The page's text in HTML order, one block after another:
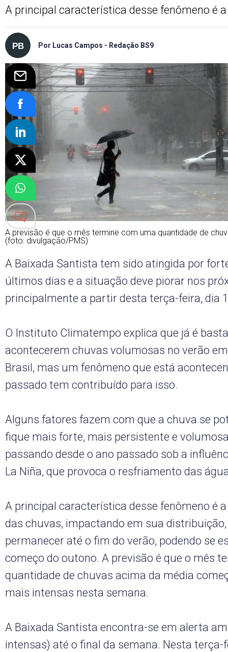
A principal característica desse fenômeno é
Por Lucas Campos - Redação BS9
A previsão é que o mês termine com uma quantidade de
(foto: divulgação/PMS)
A Baixada Santista tem sido atingida por
últimos dias e a situação deve piorar nos
principalmente a partir desta terça-feira, dia
O Instituto Climatempo explica que já é
acontecerem chuvas volumosas no verão
Brasil, mas um fenômeno que está
passado tem contribuído para isso.
Alguns fatores fazem com que a chuva se
fique mais forte, mais persistente e
passando desde o ano passado sob a
La Niña, que provoca o resfriamento das
A principal característica desse fenômeno é
das chuvas, impactando em sua distribuição,
permanecer até o fim do verão, podendo se
começo do outono. A previsão é que o mês
quantidade de chuvas acima da média
mais intensas nesta semana.
A Baixada Santista encontra-se em alerta
intensas) até o final da semana. Nesta terça-